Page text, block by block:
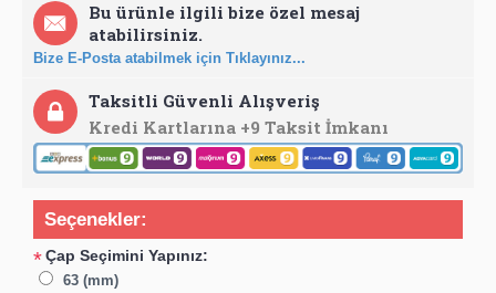
Bu ürünle ilgili bize özel mesaj
atabilirsiniz.
Bize E-Posta atabilmek için Tıklayınız...
Taksitli Güvenli Alışveriş
Kredi Kartlarına +9 Taksit İmkanı
Seçenekler:
*Çap Seçimini Yapınız:
63 (mm)